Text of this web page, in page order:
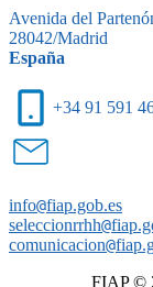
Avenida del
28042/Madrid
España
+34 91 591
info@fiap.gob.es
seleccionrrhh@
comunicacion@
FIAP ©